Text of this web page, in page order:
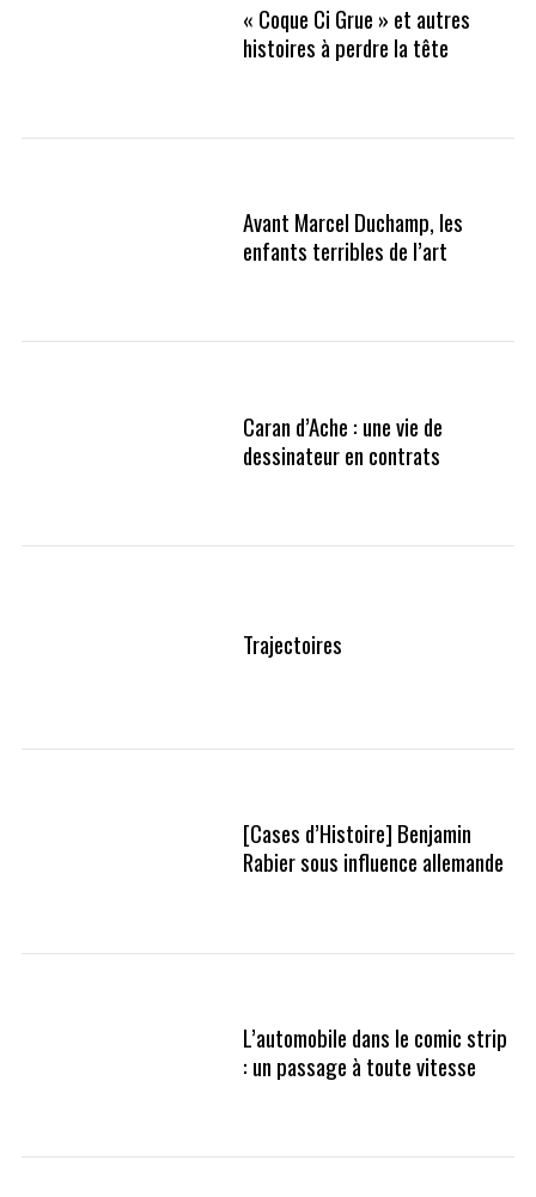
« Coque Ci Grue » et autres
histoires à perdre la tête
Avant Marcel Duchamp, les
enfants terribles de l’art
Caran d’Ache : une vie de
dessinateur en contrats
Trajectoires
[Cases d’Histoire] Benjamin
Rabier sous influence allemande
L’automobile dans le comic strip
: un passage à toute vitesse